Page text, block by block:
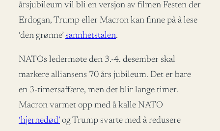
årsjubileum vil bli en versjon av filmen Festen der
Erdogan, Trump eller Macron kan finne på å lese
‘den grønne’ sannhetstalen.
NATOs ledermøte den 3.-4. desember skal
markere alliansens 70 års jubileum. Det er bare
en 3-timersaffære, men det blir lange timer.
Macron varmet opp med å kalle NATO
‘hjernedød’ og Trump svarte med å redusere